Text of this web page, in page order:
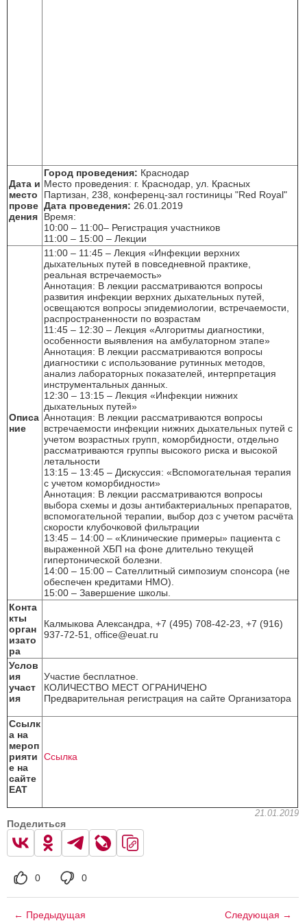
Дата и
место
прове
дения
Город проведения: Краснодар
Место проведения: г. Краснодар, ул. Красных
Партизан, 238, конференц-зал гостиницы "Red Royal"
Дата проведения: 26.01.2019
Время:
10:00 – 11:00– Регистрация участников
11:00 – 15:00 – Лекции
Описа
ние
11:00 – 11:45 – Лекция «Инфекции верхних
дыхательных путей в повседневной практике,
реальная встречаемость»
Аннотация: В лекции рассматриваются вопросы
развития инфекции верхних дыхательных путей,
освещаются вопросы эпидемиологии, встречаемости,
распространенности по возрастам
11:45 – 12:30 – Лекция «Алгоритмы диагностики,
особенности выявления на амбулаторном этапе»
Аннотация: В лекции рассматриваются вопросы
диагностики с использование рутинных методов,
анализ лабораторных показателей, интерпретация
инструментальных данных.
12:30 – 13:15 – Лекция «Инфекции нижних
дыхательных путей»
Аннотация: В лекции рассматриваются вопросы
встречаемости инфекции нижних дыхательных путей с
учетом возрастных групп, коморбидности, отдельно
рассматриваются группы высокого риска и высокой
летальности
13:15 – 13:45 – Дискуссия: «Вспомогательная терапия
с учетом коморбидности»
Аннотация: В лекции рассматриваются вопросы
выбора схемы и дозы антибактериальных препаратов,
вспомогательной терапии, выбор доз с учетом расчёта
скорости клубочковой фильтрации
13:45 – 14:00 – «Клинические примеры» пациента с
выраженной ХБП на фоне длительно текущей
гипертонической болезни.
14:00 – 15:00 – Сателлитный симпозиум спонсора (не
обеспечен кредитами НМО).
15:00 – Завершение школы.
Конта
кты
орган
изато
ра
Калмыкова Александра, +7 (495) 708-42-23, +7 (916)
937-72-51, office@euat.ru
Услов
ия
участ
ия
Участие бесплатное.
КОЛИЧЕСТВО МЕСТ ОГРАНИЧЕНО
Предварительная регистрация на сайте Организатора
Ссылк
а на
мероп
рияти
е на
сайте
ЕАТ
Ссылка
21.01.2019
Поделиться
0 0
← Предыдущая Следующая →